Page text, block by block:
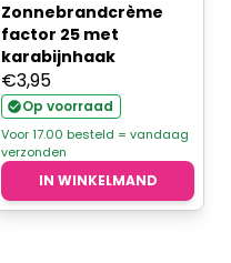
Zonnebrandcrème
factor 25 met
karabijnhaak
€3,95
Op voorraad
Voor 17.00 besteld = vandaag
verzonden
IN WINKELMAND